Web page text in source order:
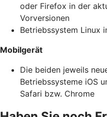
oder Firefox in der
Vorversionen
Betriebssystem Linux
Mobilgerät
Die beiden jeweils
Betriebssysteme iOS
Safari bzw. Chrome